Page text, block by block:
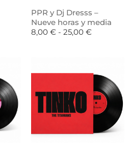
PPR y Dj Dresss –
Nueve horas y media
8,00 € - 25,00 €